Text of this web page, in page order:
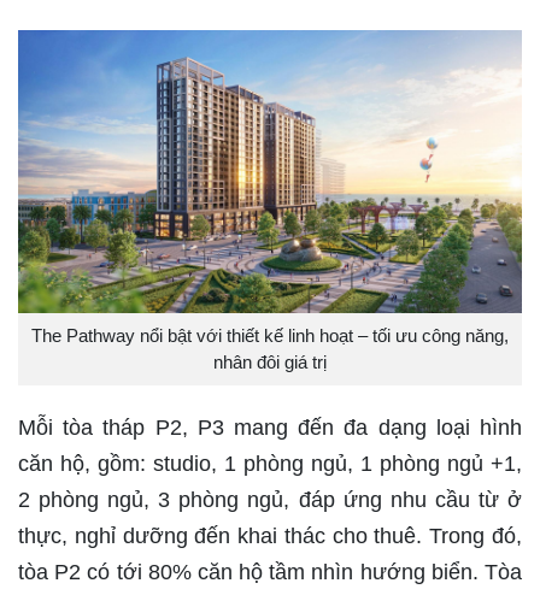
The Pathway nổi bật với thiết kế linh hoạt – tối ưu công năng,
nhân đôi giá trị
Mỗi tòa tháp P2, P3 mang đến đa dạng loại hình
căn hộ, gồm: studio, 1 phòng ngủ, 1 phòng ngủ +1,
2 phòng ngủ, 3 phòng ngủ, đáp ứng nhu cầu từ ở
thực, nghỉ dưỡng đến khai thác cho thuê. Trong đó,
tòa P2 có tới 80% căn hộ tầm nhìn hướng biển. Tòa